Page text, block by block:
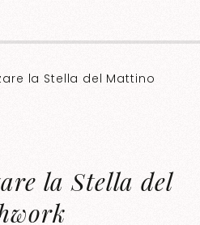
la Stella del Mattino
la Stella del